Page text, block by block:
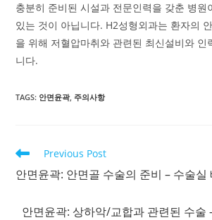
충분히 준비된 시설과 전문인력을 갖춘 병원
있는 것이 아닙니다. H2성형외과는 환자의
을 위해 저혈압마취와 관련된 최신설비와 인
니다.
TAGS: 안면윤곽, 주의사항
Read
articles
Previous Post
안면윤곽: 안면골 수술의 준비 – 수술실
안면윤곽: 상하악/교합과 관련된 수술